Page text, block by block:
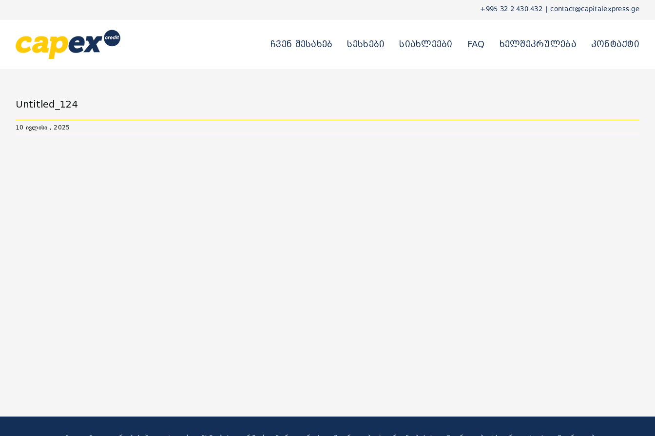
content
+995 32 2 430 432 contact@capitalexpress.ge
ჩვენ შესახებ სესხები სიახლეები FAQ ხელშეკრულება კონტაქტი
Untitled_124
10 ივლისი , 2025